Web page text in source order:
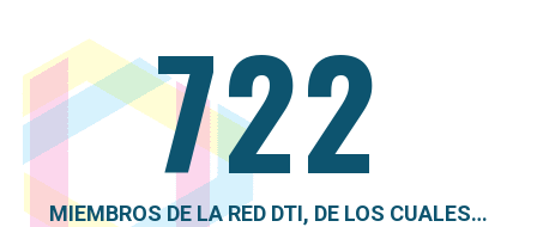
722
MIEMBROS DE LA RED DTI, DE LOS CUALES…